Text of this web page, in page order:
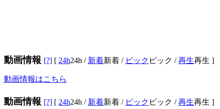
動画情報 [?] [ 24h24h / 新着新着 / ピック ピック /再生再生 ]
動画情報はこちら
動画情報 [?] [ 24h24h / 新着新着 / ピック ピック /再生再生 ]